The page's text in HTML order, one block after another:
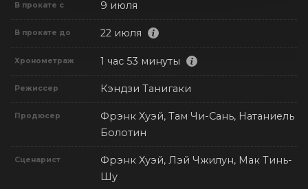
В прокате с 9 июля
В прокате до 22 июля
Хронометраж 1 час 53 минуты
Режиссер Кэндзи Танигаки
Продюсер
Фрэнк Хуэй, Там Чи-Сань, Натаниель
Болотин
Сценарист
Фрэнк Хуэй, Лэй Чжилун, Мак Тинь-
Шу